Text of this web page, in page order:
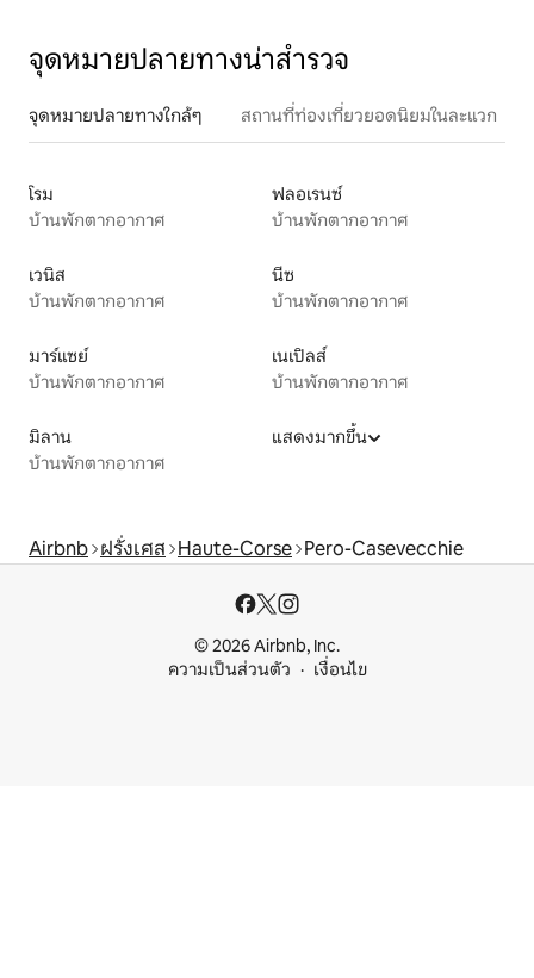
จุดหมายปลายทางน่าสำรวจ
จุดหมายปลายทางใกล้ๆ สถานที่ท่องเที่ยวยอดนิยมในละแวก
โรม
บ้านพักตากอากาศ
ฟลอเรนซ์
บ้านพักตากอากาศ
เวนิส
บ้านพักตากอากาศ
นีซ
บ้านพักตากอากาศ
มาร์แซย์
บ้านพักตากอากาศ
เนเปิลส์
บ้านพักตากอากาศ
มิลาน
บ้านพักตากอากาศ
แสดงมากขึ้น
Airbnb ฝรั่งเศส Haute-Corse Pero-Casevecchie
© 2026 Airbnb, Inc.
ความเป็นส่วนตัว
เงื่อนไข